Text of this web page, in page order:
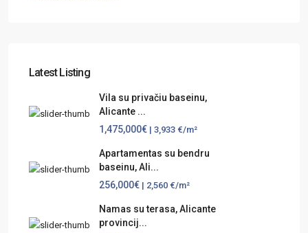
Latest Listing
Vila su privačiu baseinu,
Alicante ...
1,475,000€ | 3,933 €/m²
Apartamentas su bendru
baseinu, Ali...
256,000€ | 2,560 €/m²
Namas su terasa, Alicante
provincij...